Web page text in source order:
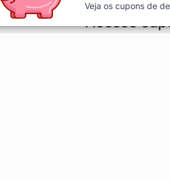
Acesse
Veja os cupons de